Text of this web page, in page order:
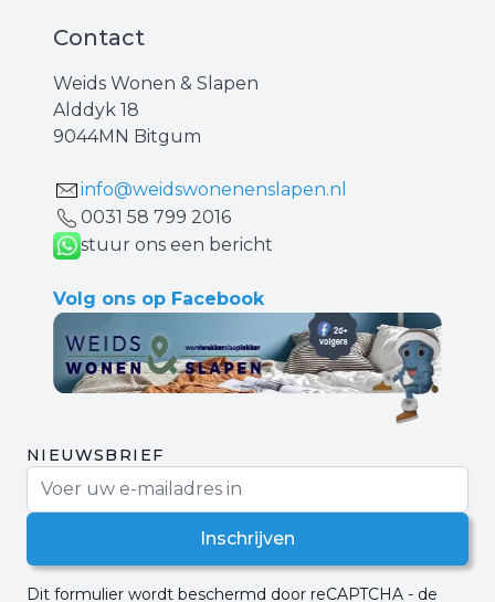
Contact
Weids Wonen & Slapen
Alddyk 18
9044MN Bitgum
info@weidswonenenslapen.nl
0031 ‪58 799 2016‬
stuur ons een bericht
Volg ons op Facebook
NIEUWSBRIEF
Inschrijven
Dit formulier wordt beschermd door reCAPTCHA - de